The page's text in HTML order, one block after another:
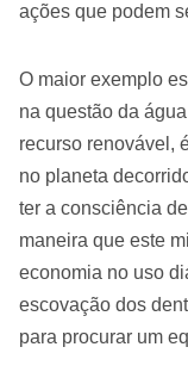
ações que podem
O maior exemplo
na questão da
recurso renovável,
no planeta
ter a consciência
maneira que este
economia no uso
escovação dos
para procurar um